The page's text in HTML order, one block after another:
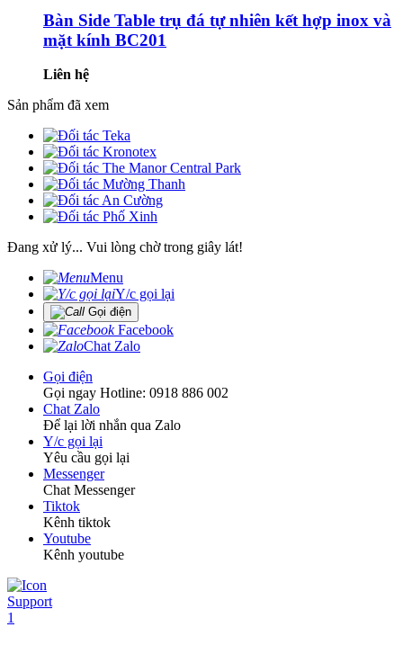
Bàn Side Table trụ đá tự nhiên kết hợp inox và
mặt kính BC201
Liên hệ
Sản phẩm đã xem
Đang xử lý... Vui lòng chờ trong giây lát!
Menu
Y/c gọi lại
Gọi điện
Facebook
Chat Zalo
Gọi điện
Gọi ngay Hotline: 0918 886 002
Chat Zalo
Để lại lời nhắn qua Zalo
Y/c gọi lại
Yêu cầu gọi lại
Messenger
Chat Messenger
Tiktok
Kênh tiktok
Youtube
Kênh youtube